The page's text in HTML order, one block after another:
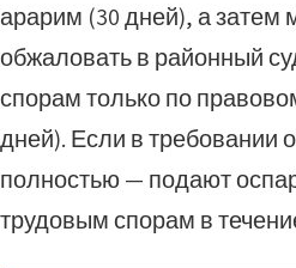
арарим (30 дней), а затем
обжаловать в районный
спорам только по
дней). Если в требовании
полностью — подают
трудовым спорам в